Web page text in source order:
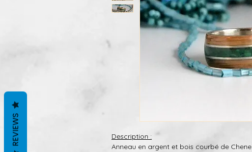
Description :
Anneau en argent et bois courbé de Chene
REVIEWS